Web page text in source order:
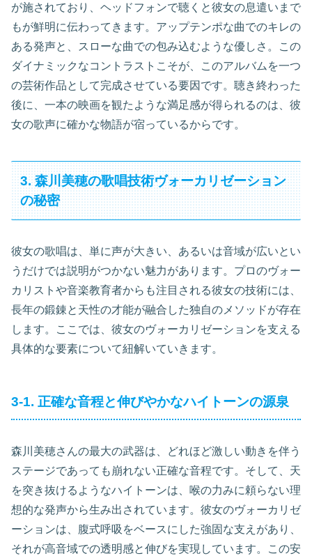
が施されており、ヘッドフォンで聴くと彼女の息遣いまで
もが鮮明に伝わってきます。アップテンポな曲でのキレの
ある発声と、スローな曲での包み込むような優しさ。この
ダイナミックなコントラストこそが、このアルバムを一つ
の芸術作品として完成させている要因です。聴き終わった
後に、一本の映画を観たような満足感が得られるのは、彼
女の歌声に確かな物語が宿っているからです。
3. 森川美穂の歌唱技術ヴォーカリゼーション
の秘密
彼女の歌唱は、単に声が大きい、あるいは音域が広いとい
うだけでは説明がつかない魅力があります。プロのヴォー
カリストや音楽教育者からも注目される彼女の技術には、
長年の鍛錬と天性の才能が融合した独自のメソッドが存在
します。ここでは、彼女のヴォーカリゼーションを支える
具体的な要素について紐解いていきます。
3-1. 正確な音程と伸びやかなハイトーンの源泉
森川美穂さんの最大の武器は、どれほど激しい動きを伴う
ステージであっても崩れない正確な音程です。そして、天
を突き抜けるようなハイトーンは、喉の力みに頼らない理
想的な発声から生み出されています。彼女のヴォーカリゼ
ーションは、腹式呼吸をベースにした強固な支えがあり、
それが高音域での透明感と伸びを実現しています。この安